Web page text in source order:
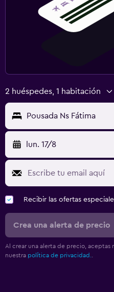
2 huéspedes, 1 habitación
Pousada Ns Fátima
lun. 17/8
Recibir las ofertas
Crea una alerta de precio
Al crear una alerta de precio, aceptas
nuestra política de privacidad.